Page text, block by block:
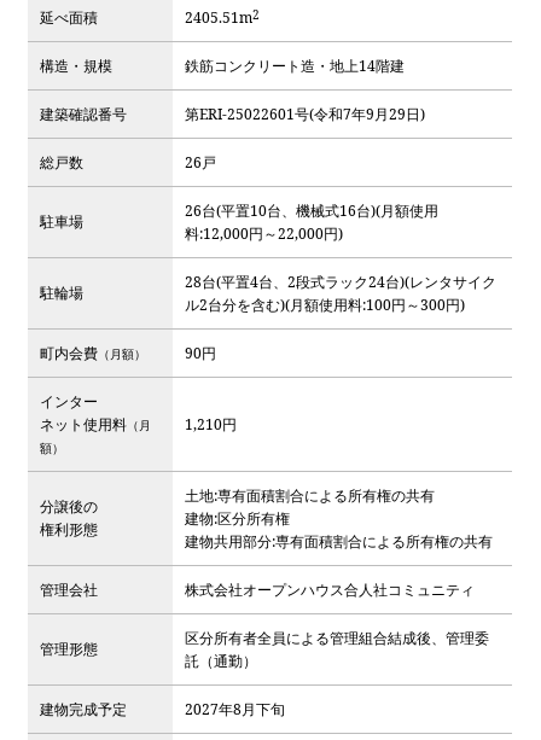
延べ面積 2405.51m2
構造・規模 鉄筋コンクリート造・地上14階建
建築確認番号 第ERI-25022601号(令和7年9月29日)
総戸数 26戸
駐車場
26台(平置10台、機械式16台)(月額使用
料:12,000円～22,000円)
駐輪場
28台(平置4台、2段式ラック24台)(レンタサイク
ル2台分を含む)(月額使用料:100円～300円)
町内会費 （月額） 90円
インター
ネット使用料 （月
額）
1,210円
分譲後の
権利形態
土地:専有面積割合による所有権の共有
建物:区分所有権
建物共用部分:専有面積割合による所有権の共有
管理会社 株式会社オープンハウス合人社コミュニティ
管理形態
区分所有者全員による管理組合結成後、管理委
託（通勤）
建物完成予定 2027年8月下旬